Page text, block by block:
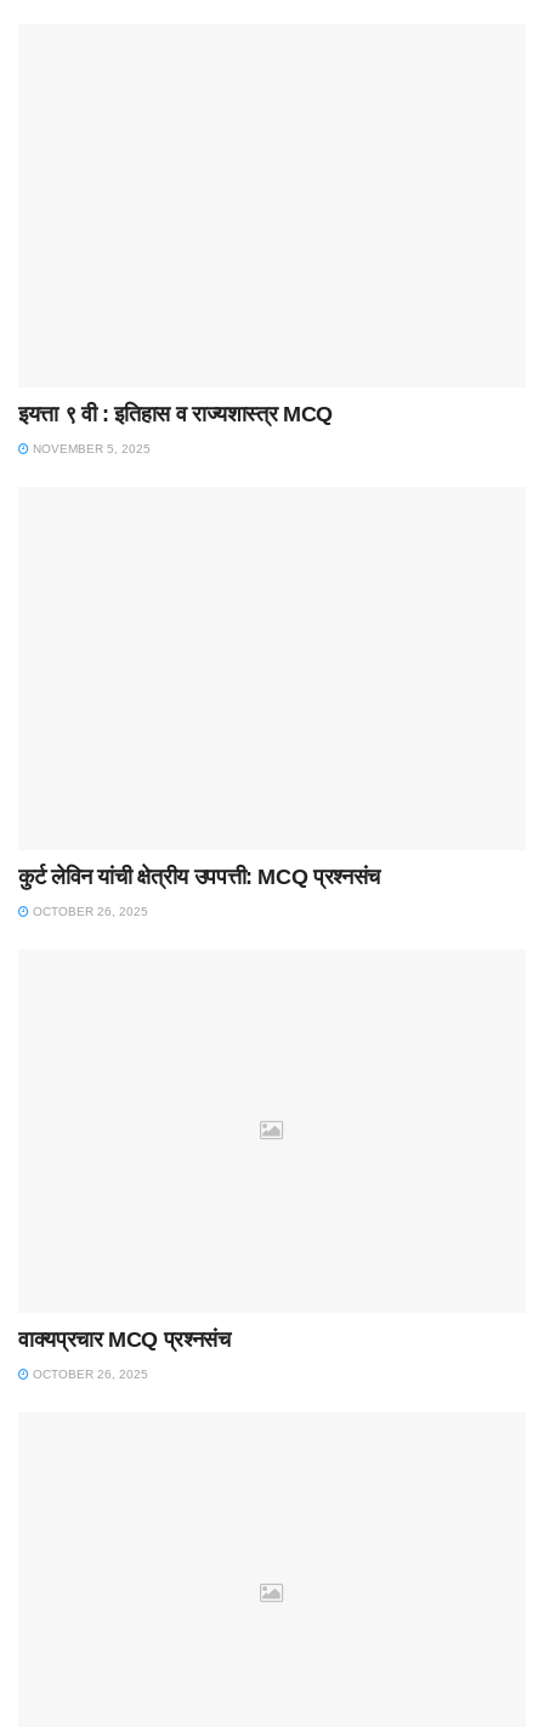
इयत्ता ९ वी : इतिहास व राज्यशास्त्र MCQ
NOVEMBER 5, 2025
कुर्ट लेविन यांची क्षेत्रीय उपपत्ती: MCQ प्रश्नसंच
OCTOBER 26, 2025
वाक्यप्रचार MCQ प्रश्नसंच
OCTOBER 26, 2025